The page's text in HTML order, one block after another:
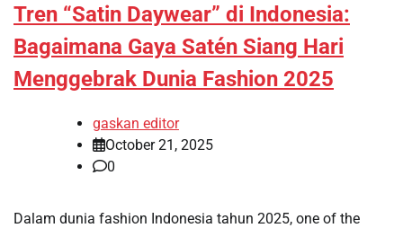
Tren “Satin Daywear” di Indonesia:
Bagaimana Gaya Satén Siang Hari
Menggebrak Dunia Fashion 2025
gaskan editor
October 21, 2025
0
Dalam dunia fashion Indonesia tahun 2025, one of the